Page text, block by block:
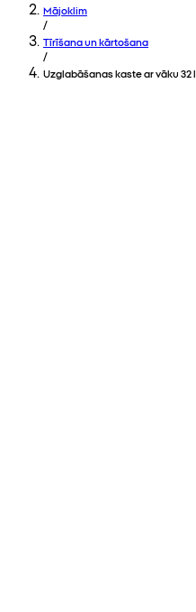
Mājoklim
/
Tīrīšana un kārtošana
/
Uzglabāšanas kaste ar vāku 32 l